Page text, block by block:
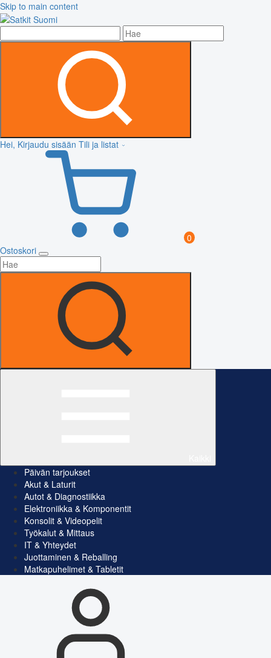
Skip to main content
Hei, Kirjaudu sisään Tili ja listat
0
Ostoskori
Päivän tarjoukset
Akut & Laturit
Autot & Diagnostiikka
Elektroniikka & Komponentit
Konsolit & Videopelit
Työkalut & Mittaus
IT & Yhteydet
Juottaminen & Reballing
Matkapuhelimet & Tabletit